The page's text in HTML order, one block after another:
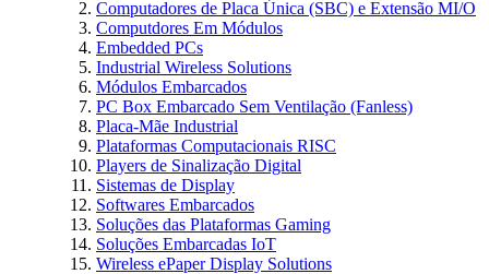
Computadores de Placa Única (SBC) e Extensão MI/O
Computdores Em Módulos
Embedded PCs
Industrial Wireless Solutions
Módulos Embarcados
PC Box Embarcado Sem Ventilação (Fanless)
Placa-Mãe Industrial
Plataformas Computacionais RISC
Players de Sinalização Digital
Sistemas de Display
Softwares Embarcados
Soluções das Plataformas Gaming
Soluções Embarcadas IoT
Wireless ePaper Display Solutions